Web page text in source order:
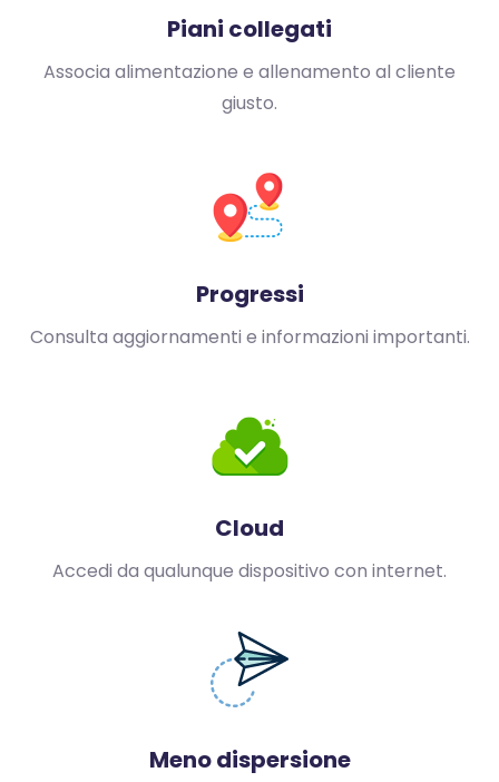
Piani collegati
Associa alimentazione e allenamento al cliente
giusto.
Progressi
Consulta aggiornamenti e informazioni importanti.
Cloud
Accedi da qualunque dispositivo con internet.
Meno dispersione